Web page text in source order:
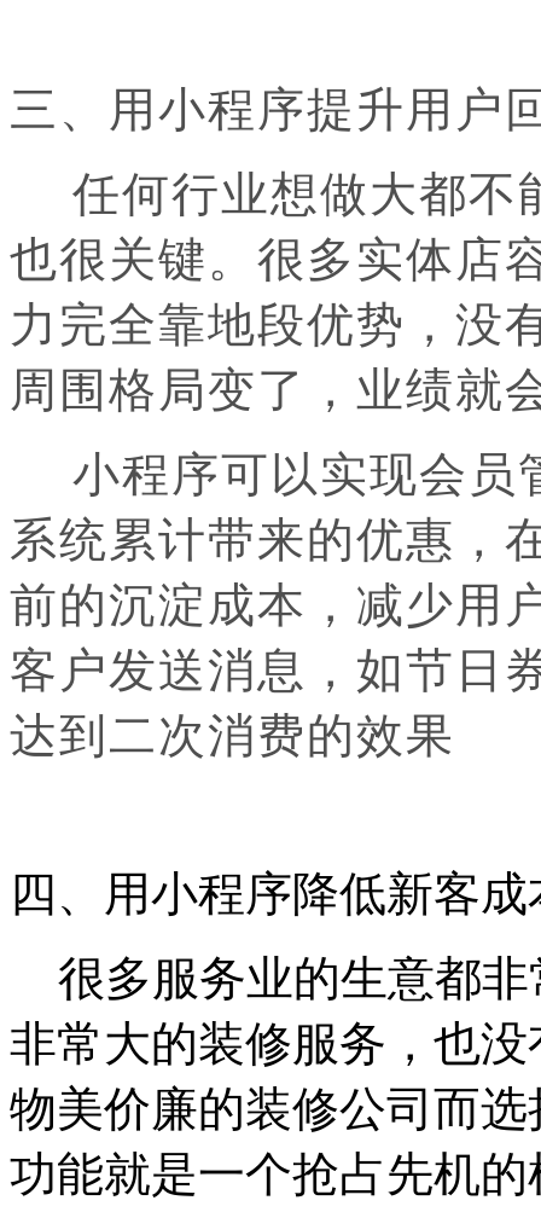
三、用小程序提升用户
任何行业想做大都不
也很关键。很多实体店
力完全靠地段优势，没
周围格局变了，业绩就
小程序可以实现会员
系统累计带来的优惠，
前的沉淀成本，减少用
客户发送消息，如节日
达到二次消费的效果
四、用小程序降低新客成
很多服务业的生意都非
非常大的装修服务，也
物美价廉的装修公司而
功能就是一个抢占先机